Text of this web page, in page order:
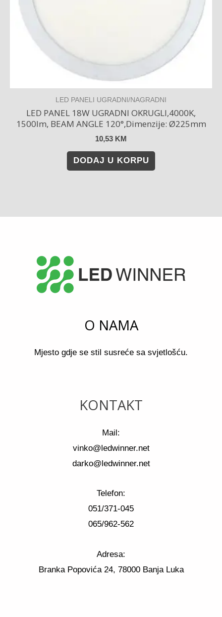
LED PANELI UGRADNI/NAGRADNI
LED PANEL 18W UGRADNI OKRUGLI,4000K,
1500lm, BEAM ANGLE 120°,Dimenzije: Ø225mm
10,53 KM
DODAJ U KORPU
O NAMA
Mjesto gdje se stil susreće sa svjetlošću.
KONTAKT
Mail:
vinko@ledwinner.net
darko@ledwinner.net
Telefon:
051/371-045
065/962-562
Adresa:
Branka Popovića 24, 78000 Banja Luka